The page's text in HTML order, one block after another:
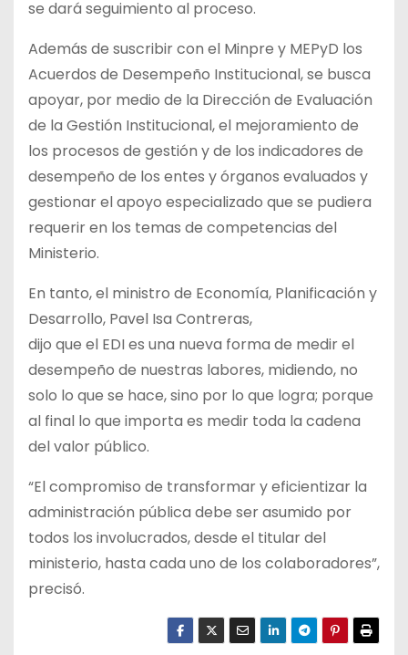
se dará seguimiento al proceso.
Además de suscribir con el Minpre y MEPyD los
Acuerdos de Desempeño Institucional, se busca
apoyar, por medio de la Dirección de Evaluación
de la Gestión Institucional, el mejoramiento de
los procesos de gestión y de los indicadores de
desempeño de los entes y órganos evaluados y
gestionar el apoyo especializado que se pudiera
requerir en los temas de competencias del
Ministerio.
En tanto, el ministro de Economía, Planificación y
Desarrollo, Pavel Isa Contreras,
dijo que el EDI es una nueva forma de medir el
desempeño de nuestras labores, midiendo, no
solo lo que se hace, sino por lo que logra; porque
al final lo que importa es medir toda la cadena
del valor público.
“El compromiso de transformar y eficientizar la
administración pública debe ser asumido por
todos los involucrados, desde el titular del
ministerio, hasta cada uno de los colaboradores”,
precisó.